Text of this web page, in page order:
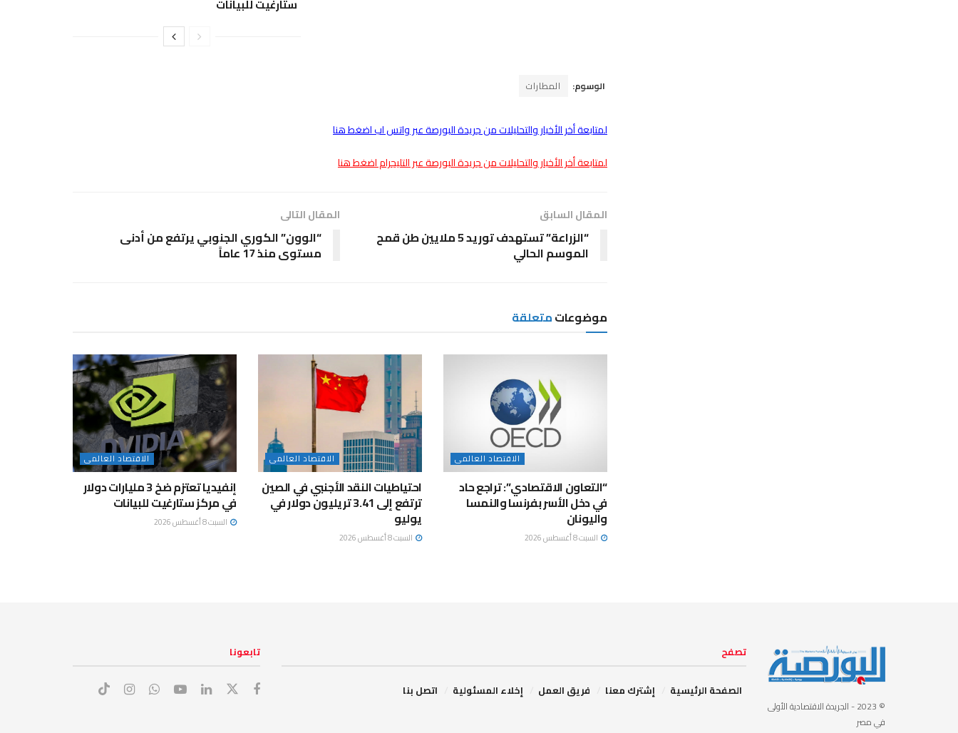
ستارغيت للبيانات
الوسوم: المطارات
لمتابعة أخر الأخبار والتحليلات من جريدة البورصة عبر واتس اب اضغط هنا
لمتابعة أخر الأخبار والتحليلات من جريدة البورصة عبر التليجرام اضغط هنا
المقال السابق
“الزراعة” تستهدف توريد 5 ملايين طن قمح
الموسم الحالي
المقال التالى
“الوون” الكوري الجنوبي يرتفع من أدنى
مستوى منذ 17 عاماً
موضوعاتمتعلقة
الاقتصاد العالمى
“التعاون الاقتصادي”: تراجع حاد
في دخل الأسر بفرنسا والنمسا
واليونان
السبت 8 أغسطس 2026
الاقتصاد العالمى
احتياطيات النقد الأجنبي في الصين
ترتفع إلى 3.41 تريليون دولار في
يوليو
السبت 8 أغسطس 2026
الاقتصاد العالمى
إنفيديا تعتزم ضخ 3 مليارات دولار
في مركز ستارغيت للبيانات
السبت 8 أغسطس 2026
© 2023
- الجريدة الاقتصادية الأولى
في مصر
تصفح
الصفحة الرئيسية إشترك معنا فريق العمل إخلاء المسئولية اتصل بنا
تابعونا